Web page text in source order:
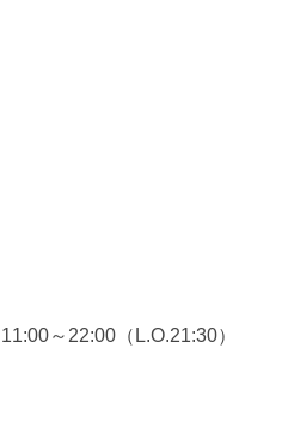
～22:00（L.O.21:30）